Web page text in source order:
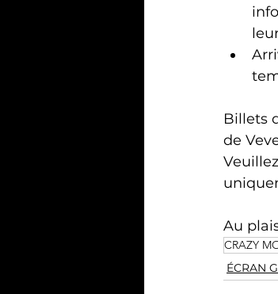
Billets
de
Au
CRAZY
ÉCRAN